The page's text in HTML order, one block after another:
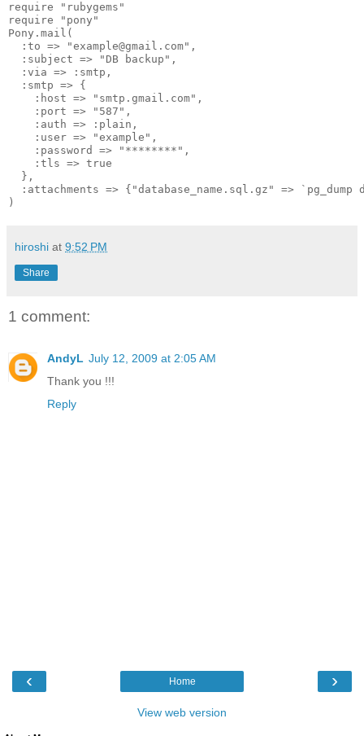
require "rubygems"
require "pony"
Pony.mail(
  :to => "example@gmail.com",
  :subject => "DB backup",
  :via => :smtp,
  :smtp => {
    :host => "smtp.gmail.com",
    :port => "587",
    :auth => :plain,
    :user => "example",
    :password => "********",
    :tls => true
  },
:attachments => {"database_name.sql.gz" => `pg_dump
)
hiroshi at 9:52 PM
Share
1 comment:
AndyL July 12, 2009 at 2:05 AM
Thank you !!!
Reply
‹ ›
Home
View web version